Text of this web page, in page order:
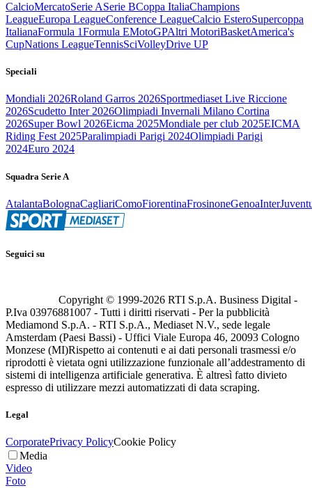
CalcioMercatoSerie ASerie BCoppa ItaliaChampions
LeagueEuropa LeagueConference LeagueCalcio EsteroSupercoppa
ItalianaFormula 1Formula EMotoGPAltri MotoriBasketAmerica's
CupNations LeagueTennisSciVolleyDrive UP
Speciali
Mondiali 2026Roland Garros 2026Sportmediaset Live Riccione
2026Scudetto Inter 2026Olimpiadi Invernali Milano Cortina
2026Super Bowl 2026Eicma 2025Mondiale per club 2025EICMA
Riding Fest 2025Paralimpiadi Parigi 2024Olimpiadi Parigi
2024Euro 2024
Squadra Serie A
AtalantaBolognaCagliariComoFiorentinaFrosinoneGenoaInter
Seguici su
Copyright © 1999-2026 RTI S.p.A. Business Digital -
P.Iva 03976881007 - Tutti i diritti riservati - Per la pubblicità
Mediamond S.p.A. - RTI S.p.A., Mediaset N.V., sede legale
Amsterdam (Paesi Bassi) - Uffici Viale Europa 46, 20093 Cologno
Monzese (MI)Rispetto ai contenuti e ai dati personali trasmessi e/o
riprodotti è vietata ogni utilizzazione funzionale all’addestramento di
sistemi di intelligenza artificiale generativa. È altresì fatto divieto
espresso di utilizzare mezzi automatizzati di data scraping.
Legal
CorporatePrivacy PolicyCookie Policy
Media
Video
Foto